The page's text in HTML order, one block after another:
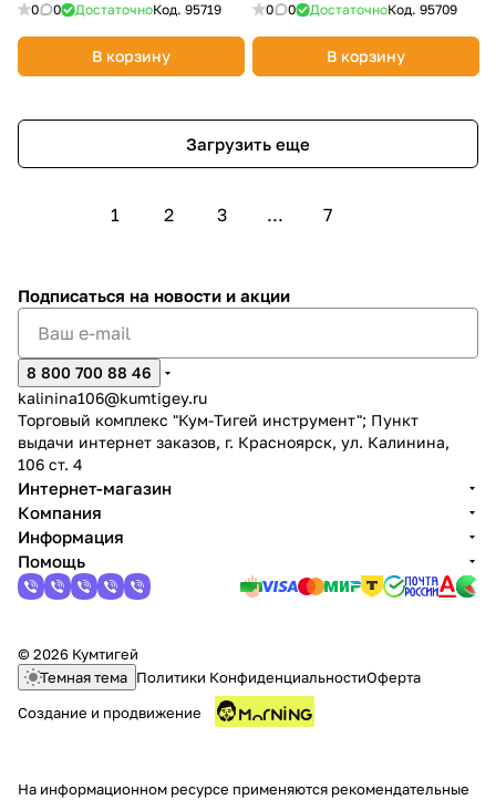
0 0 ДостаточноКод. 95719
В корзину
0 0 ДостаточноКод. 95709
В корзину
Загрузить еще
1 2 3 ... 7
Подписаться на новости и акции
8 800 700 88 46
kalinina106@kumtigey.ru
Торговый комплекс "Кум-Тигей инструмент"; Пункт
выдачи интернет заказов, г. Красноярск, ул. Калинина,
106 ст. 4
Интернет-магазин
Компания
Информация
Помощь
© 2026 Кумтигей
Темная тема Политики КонфиденциальностиОферта
Создание и продвижение
На информационном ресурсе применяются рекомендательные